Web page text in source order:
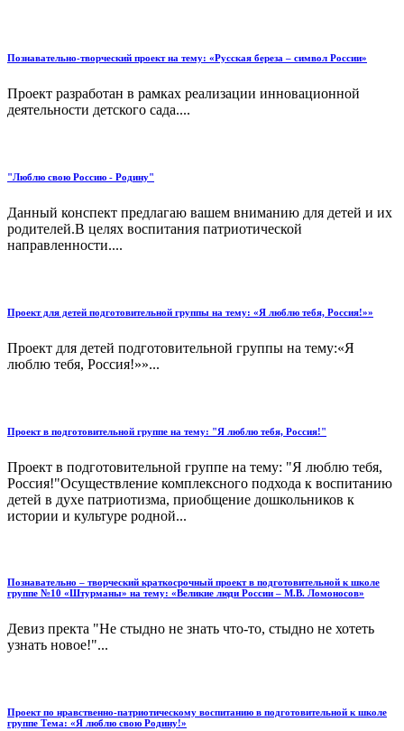
Познавательно-творческий проект на тему: «Русская береза – символ России»
Проект разработан в рамках реализации инновационной
деятельности детского сада....
"Люблю свою Россию - Родину"
Данный конспект предлагаю вашем вниманию для детей и их
родителей.В целях воспитания патриотической
направленности....
Проект для детей подготовительной группы на тему: «Я люблю тебя, Россия!»»
Проект для детей подготовительной группы на тему:«Я
люблю тебя, Россия!»»...
Проект в подготовительной группе на тему: "Я люблю тебя, Россия!"
Проект в подготовительной группе на тему: "Я люблю тебя,
Россия!"Осуществление комплексного подхода к воспитанию
детей в духе патриотизма, приобщение дошкольников к
истории и культуре родной...
Познавательно – творческий краткосрочный проект в подготовительной к школе
группе №10 «Штурманы» на тему: «Великие люди России – М.В. Ломоносов»
Девиз пректа "Не стыдно не знать что-то, стыдно не хотеть
узнать новое!"...
Проект по нравственно-патриотическому воспитанию в подготовительной к школе
группе Тема: «Я люблю свою Родину!»